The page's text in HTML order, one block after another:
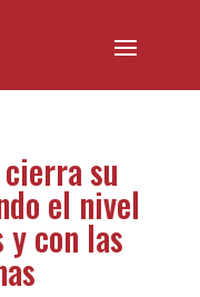
su
el nivel
con las